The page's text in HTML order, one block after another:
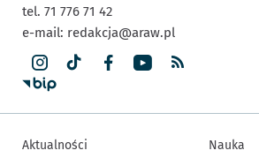
tel. 71 776 71 42
e-mail: redakcja@araw.pl
Aktualności Nauka